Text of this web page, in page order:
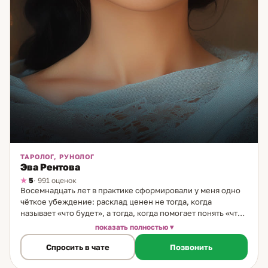
ТАРОЛОГ, РУНОЛОГ
Эва Рентова
5· 991 оценок
Восемнадцать лет в практике сформировали у меня одно
чёткое убеждение: расклад ценен не тогда, когда
называет «что будет», а тогда, когда помогает понять «что
делать». Я работаю с Таро и рунами как с аналитическими
системами. Таро показывает динамику ситуации: что стоит
за происходящим, какие силы задействованы, какие
варианты действительно открыты. Руны дают более
показать полностью
Спросить в чате Позвонить